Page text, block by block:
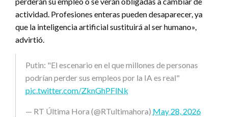
actividad. Profesiones enteras pueden desaparecer, ya
que la inteligencia artificial sustituirá al ser humano»,
advirtió.
Putin: "El escenario en el que millones de personas
podrían perder sus empleos por la IA es real"
pic.twitter.com/ZknGhPFlNk
— RT Última Hora (@RTultimahora) May 28, 2026